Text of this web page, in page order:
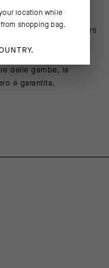
si asciuga
i pantaloni
e quella a tre scomparti
mentre gli orli
strati. Con le strisce
delle gambe, la
è garantita.
location while
shopping bag.